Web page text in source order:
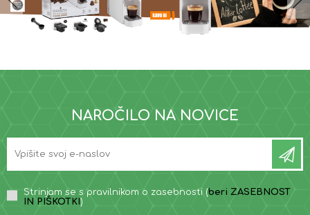
NAROČILO NA NOVICE
Strinjam se s pravilnikom o zasebnosti (beri ZASEBNOST
IN PIŠKOTKI )